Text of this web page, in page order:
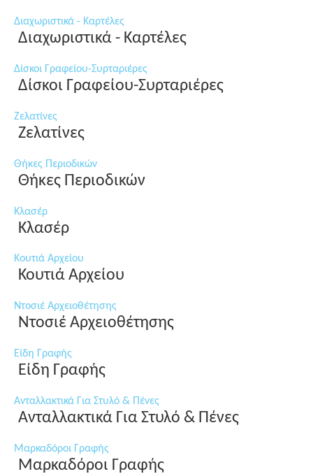
Διαχωριστικά - Καρτέλες
Διαχωριστικά - Καρτέλες
Δίσκοι Γραφείου-Συρταριέρες
Δίσκοι Γραφείου-Συρταριέρες
Ζελατίνες
Ζελατίνες
Θήκες Περιοδικών
Θήκες Περιοδικών
Κλασέρ
Κλασέρ
Κουτιά Αρχείου
Κουτιά Αρχείου
Ντοσιέ Αρχειοθέτησης
Ντοσιέ Αρχειοθέτησης
Είδη Γραφής
Είδη Γραφής
Ανταλλακτικά Για Στυλό & Πένες
Ανταλλακτικά Για Στυλό & Πένες
Μαρκαδόροι Γραφής
Μαρκαδόροι Γραφής